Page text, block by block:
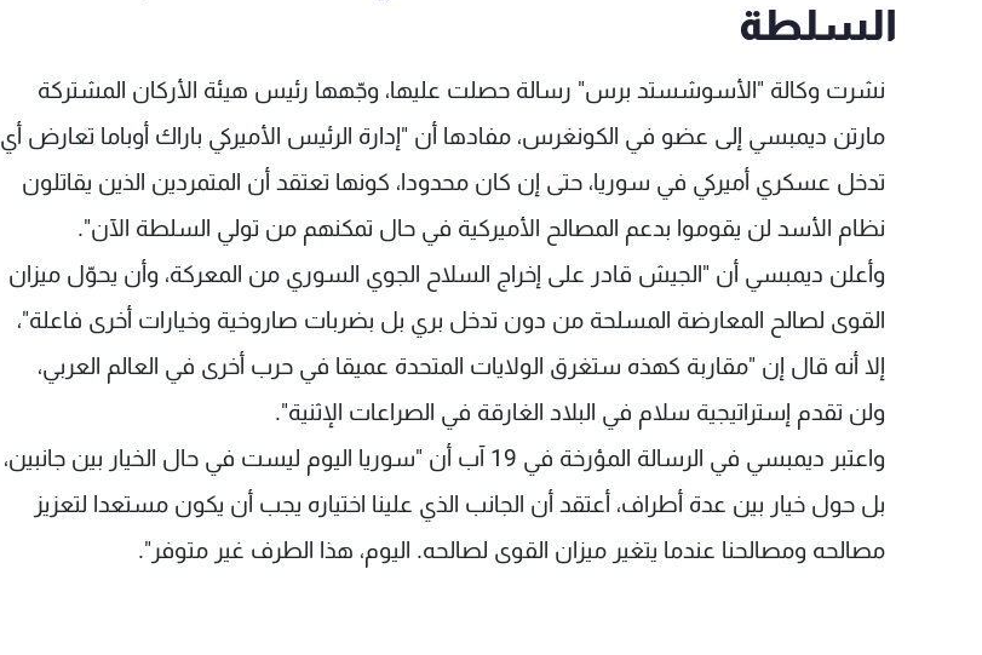
السلطة
نشرت وكالة "الأسوشستد برس" رسالة حصلت عليها، وجّهها رئيس هيئة الأركان المشتركة
مارتن ديمبسي إلى عضو في الكونغرس، مفادها أن "إدارة الرئيس الأميركي باراك أوباما تعارض أي
تدخل عسكري أميركي في سوريا، حتى إن كان محدودا، كونها تعتقد أن المتمردين الذين يقاتلون
نظام الأسد لن يقوموا بدعم المصالح الأميركية في حال تمكنهم من تولي السلطة الآن".
وأعلن ديمبسي أن "الجيش قادر على إخراج السلاح الجوي السوري من المعركة، وأن يحوّل ميزان
القوى لصالح المعارضة المسلحة من دون تدخل بري بل بضربات صاروخية وخيارات أخرى فاعلة"،
إلا أنه قال إن "مقاربة كهذه ستغرق الولايات المتحدة عميقا في حرب أخرى في العالم العربي،
ولن تقدم إستراتيجية سلام في البلاد الغارقة في الصراعات الإثنية".
واعتبر ديمبسي في الرسالة المؤرخة في 19 آب أن "سوريا اليوم ليست في حال الخيار بين جانبين،
بل حول خيار بين عدة أطراف، أعتقد أن الجانب الذي علينا اختياره يجب أن يكون مستعدا لتعزيز
مصالحه ومصالحنا عندما يتغير ميزان القوى لصالحه. اليوم، هذا الطرف غير متوفر".